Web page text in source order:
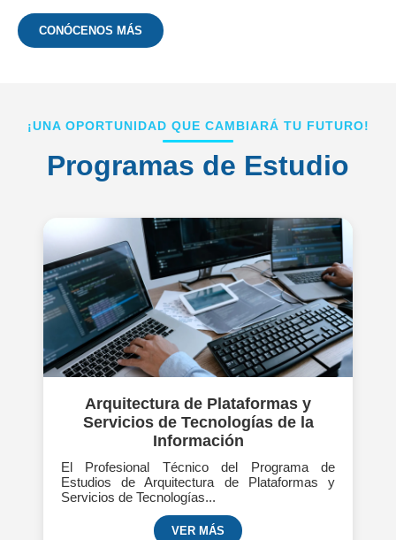
CONÓCENOS MÁS
¡UNA OPORTUNIDAD QUE CAMBIARÁ TU FUTURO!
Programas de Estudio
Arquitectura de Plataformas y
Servicios de Tecnologías de la
Información
El Profesional Técnico del Programa de
Estudios de Arquitectura de Plataformas y
Servicios de Tecnologías...
VER MÁS